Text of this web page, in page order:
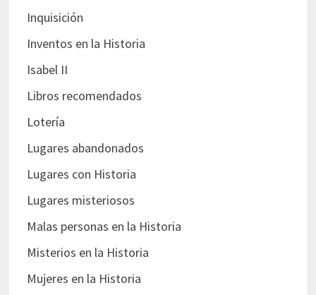
Inquisición
Inventos en la Historia
Isabel II
Libros recomendados
Lotería
Lugares abandonados
Lugares con Historia
Lugares misteriosos
Malas personas en la Historia
Misterios en la Historia
Mujeres en la Historia